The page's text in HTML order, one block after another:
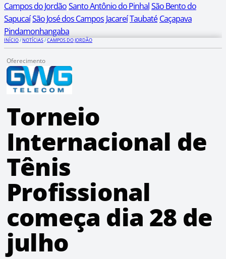
Campos do JordãoSanto Antônio do PinhalSão Bento do
SapucaíSão José dos Campos JacareíTaubaté Caçapava
Pindamonhangaba
INÍCIO/NOTÍCIAS/CAMPOS DO JORDÃO
Oferecimento
Torneio
Internacional de
Tênis
Profissional
começa dia 28 de
julho